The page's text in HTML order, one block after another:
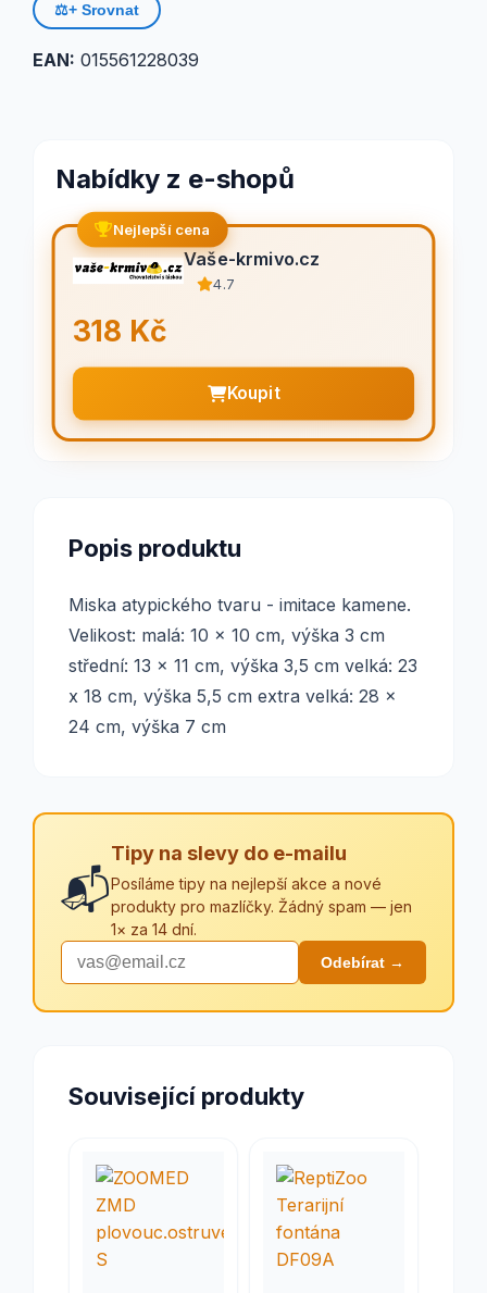
⚖️+ Srovnat
EAN: 015561228039
Nabídky z e-shopů
Nejlepší cena
Vaše-krmivo.cz
4.7
318 Kč
Koupit
Popis produktu
Miska atypického tvaru - imitace kamene.
Velikost: malá: 10 x 10 cm, výška 3 cm
střední: 13 x 11 cm, výška 3,5 cm velká: 23
x 18 cm, výška 5,5 cm extra velká: 28 x
24 cm, výška 7 cm
📬
Tipy na slevy do e-mailu
Posíláme tipy na nejlepší akce a nové
produkty pro mazlíčky. Žádný spam — jen
1× za 14 dní.
Odebírat →
Související produkty